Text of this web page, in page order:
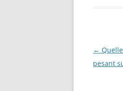
des
←
pesant